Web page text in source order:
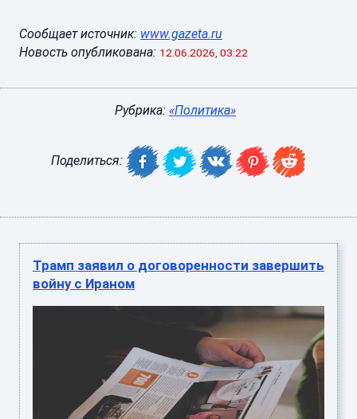
Сообщает источник: www.gazeta.ru
Новость опубликована: 12.06.2026, 03:22
Рубрика: «Политика»
Поделиться:
Трамп заявил о договоренности завершить
войну с Ираном